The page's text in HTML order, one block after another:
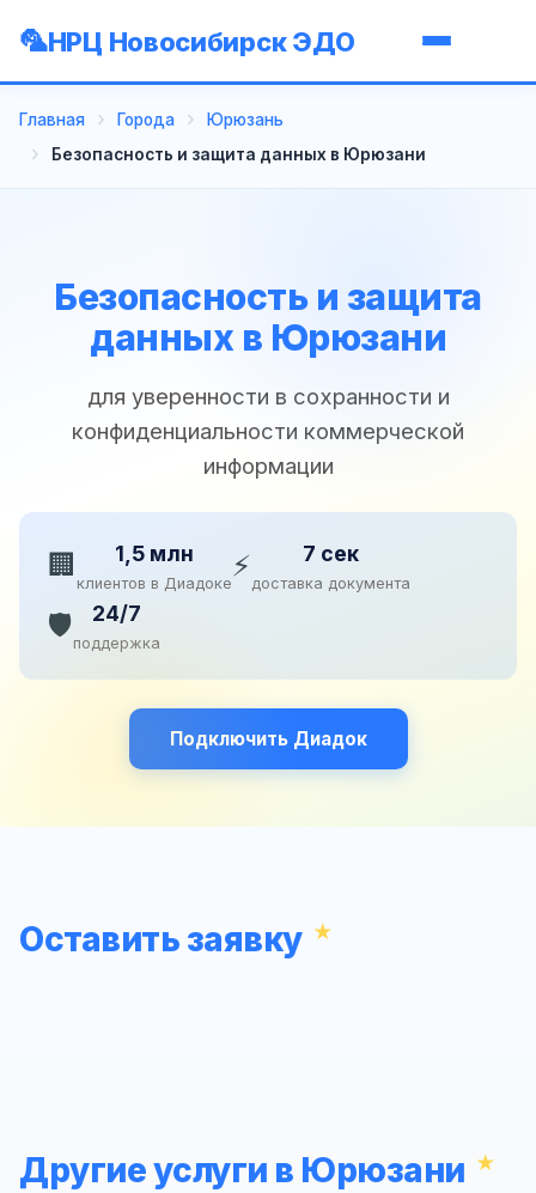
НРЦ Новосибирск ЭДО
Главная Города
Юрюзань
Безопасность и защита данных в Юрюзани
Безопасность и защита
данных в Юрюзани
для уверенности в сохранности и
конфиденциальности коммерческой
информации
🏢 1,5 млн
клиентов в Диадоке⚡ 7 сек
доставка документа
🛡️ 24/7
поддержка
Подключить Диадок
Оставить заявку
Другие услуги в Юрюзани